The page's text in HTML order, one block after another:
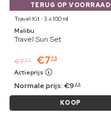
TERUG OP VOORRAAD
Travel Kit ⋅ 3 x 100 ml
Malibu
Travel Sun Set
€7 99 €7 75
Actieprijs
Normale prijs:€9 99
KOOP